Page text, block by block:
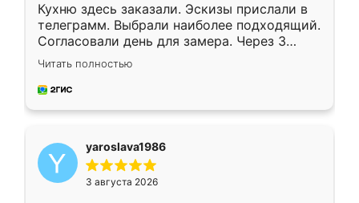
Кухню здесь заказали. Эскизы прислали в
телеграмм. Выбрали наиболее подходящий.
Согласовали день для замера. Через 3
недели кухня была уже готова. Остались
довольны работой. Спасибо Ренессанс
мебель за качественную работу!
Читать полностью
yaroslava1986
3 августа 2026